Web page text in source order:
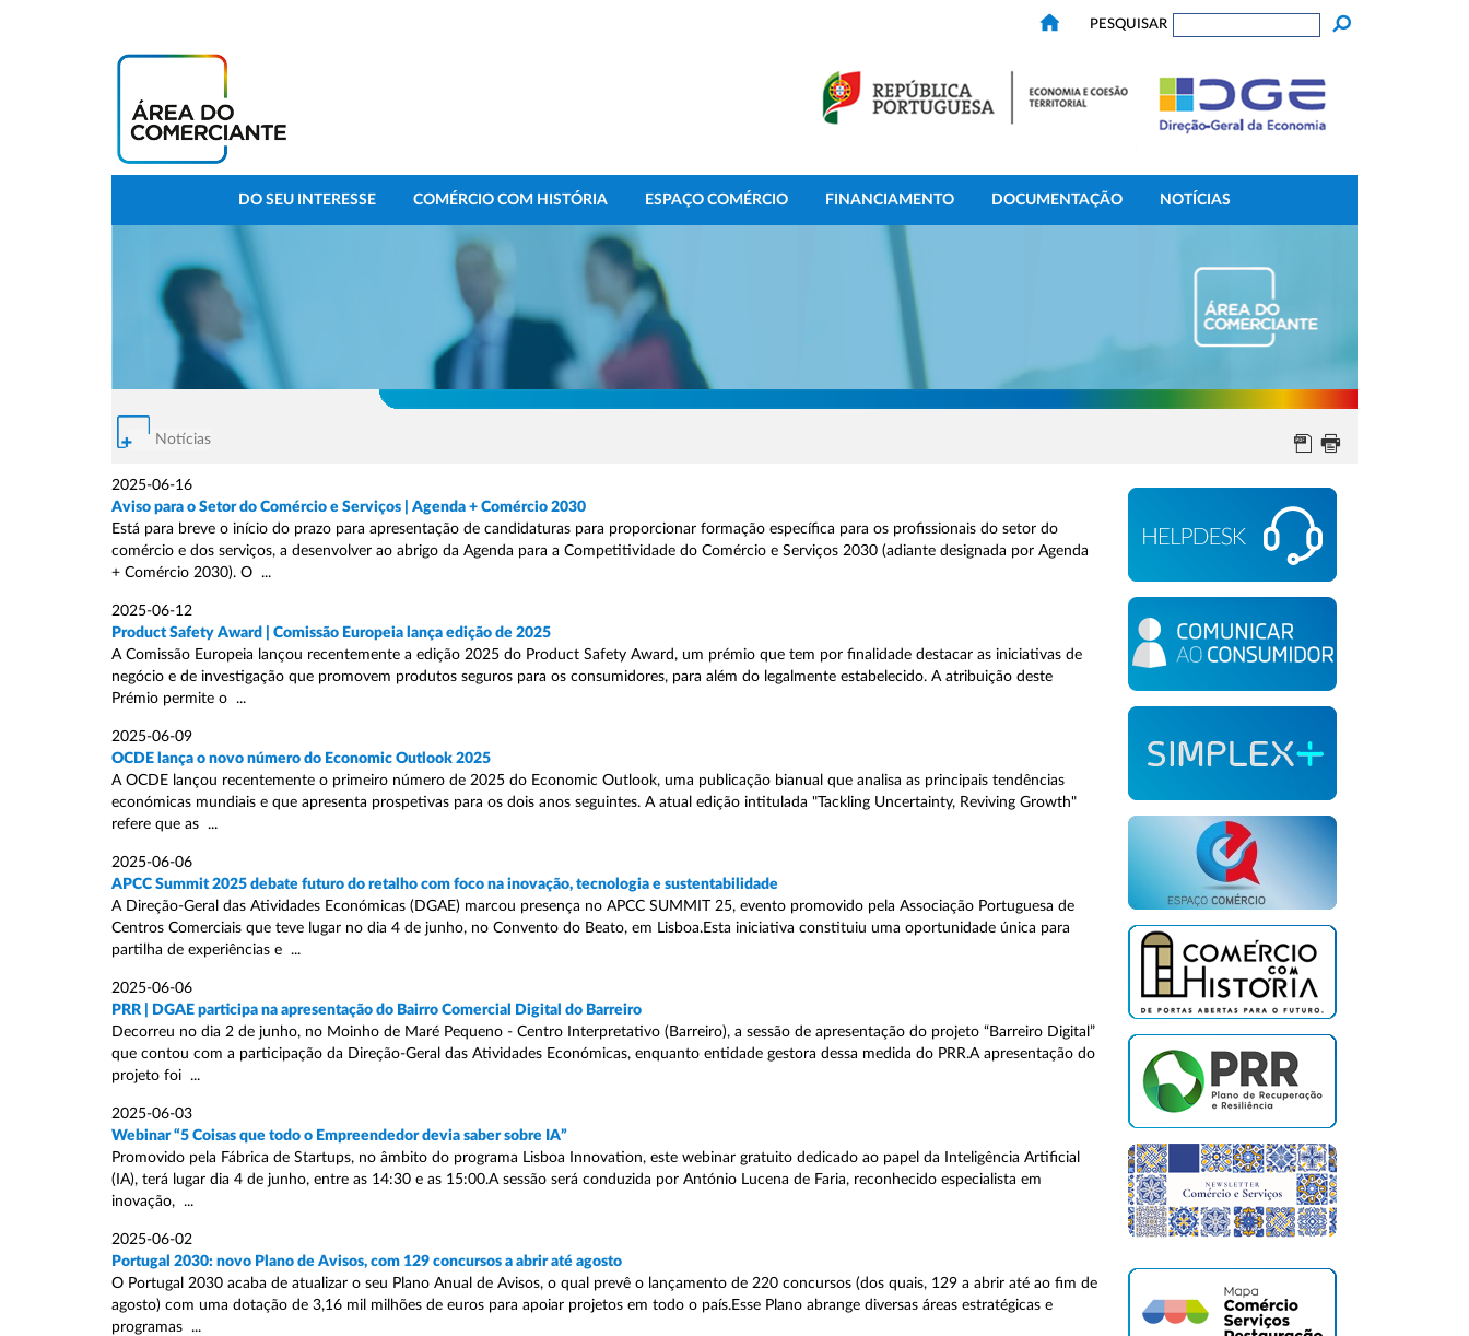
PESQUISAR
DO SEU INTERESSE COMÉRCIO COM HISTÓRIA ESPAÇO COMÉRCIO FINANCIAMENTO DOCUMENTAÇÃO NOTÍCIAS
Notícias
2025-06-16
Aviso para o Setor do Comércio e Serviços | Agenda + Comércio 2030
Está para breve o início do prazo para apresentação de candidaturas para proporcionar formação específica para os profissionais do setor do
comércio e dos serviços, a desenvolver ao abrigo da Agenda para a Competitividade do Comércio e Serviços 2030 (adiante designada por Agenda
+ Comércio 2030). O ...
2025-06-12
Product Safety Award | Comissão Europeia lança edição de 2025
A Comissão Europeia lançou recentemente a edição 2025 do Product Safety Award, um prémio que tem por finalidade destacar as iniciativas de
negócio e de investigação que promovem produtos seguros para os consumidores, para além do legalmente estabelecido. A atribuição deste
Prémio permite o ...
2025-06-09
OCDE lança o novo número do Economic Outlook 2025
A OCDE lançou recentemente o primeiro número de 2025 do Economic Outlook, uma publicação bianual que analisa as principais tendências
económicas mundiais e que apresenta prospetivas para os dois anos seguintes. A atual edição intitulada "Tackling Uncertainty, Reviving Growth"
refere que as ...
2025-06-06
APCC Summit 2025 debate futuro do retalho com foco na inovação, tecnologia e sustentabilidade
A Direção-Geral das Atividades Económicas (DGAE) marcou presença no APCC SUMMIT 25, evento promovido pela Associação Portuguesa de
Centros Comerciais que teve lugar no dia 4 de junho, no Convento do Beato, em Lisboa.Esta iniciativa constituiu uma oportunidade única para
partilha de experiências e ...
2025-06-06
PRR | DGAE participa na apresentação do Bairro Comercial Digital do Barreiro
Decorreu no dia 2 de junho, no Moinho de Maré Pequeno - Centro Interpretativo (Barreiro), a sessão de apresentação do projeto “Barreiro Digital”
que contou com a participação da Direção-Geral das Atividades Económicas, enquanto entidade gestora dessa medida do PRR.A apresentação do
projeto foi ...
2025-06-03
Webinar “5 Coisas que todo o Empreendedor devia saber sobre IA”
Promovido pela Fábrica de Startups, no âmbito do programa Lisboa Innovation, este webinar gratuito dedicado ao papel da Inteligência Artificial
(IA), terá lugar dia 4 de junho, entre as 14:30 e as 15:00.A sessão será conduzida por António Lucena de Faria, reconhecido especialista em
inovação, ...
2025-06-02
Portugal 2030: novo Plano de Avisos, com 129 concursos a abrir até agosto
O Portugal 2030 acaba de atualizar o seu Plano Anual de Avisos, o qual prevê o lançamento de 220 concursos (dos quais, 129 a abrir até ao fim de
agosto) com uma dotação de 3,16 mil milhões de euros para apoiar projetos em todo o país.Esse Plano abrange diversas áreas estratégicas e
programas ...